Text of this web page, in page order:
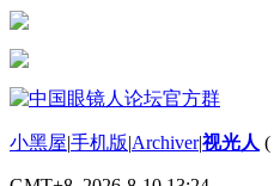
小黑屋|手机版|Archiver|视光人 (